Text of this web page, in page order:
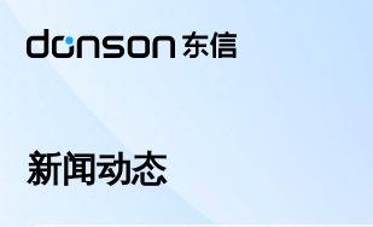
新闻动态